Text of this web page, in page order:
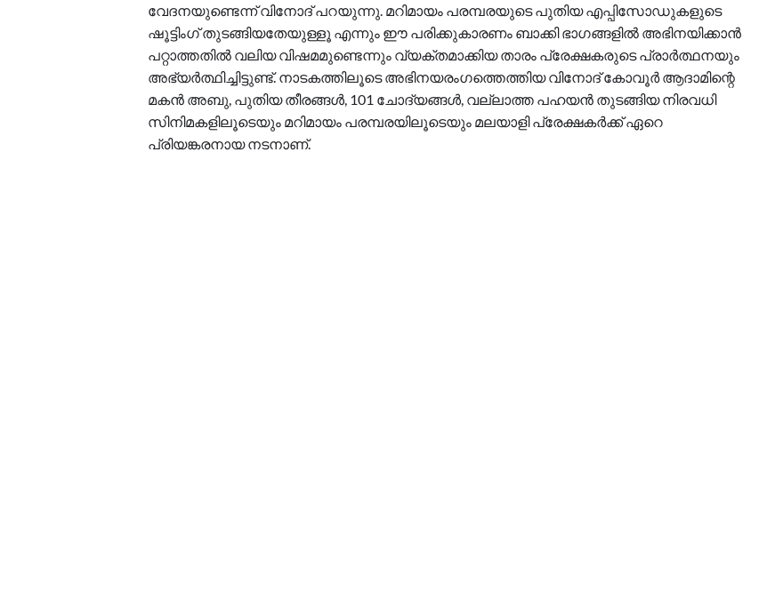
വേദനയുണ്ടെന്ന് വിനോദ് പറയുന്നു. മറിമായം പരമ്പരയുടെ പുതിയ എപ്പിസോഡുകളുടെ
ഷൂട്ടിംഗ് തുടങ്ങിയതേയുള്ളൂ എന്നും ഈ പരിക്കുകാരണം ബാക്കി ഭാഗങ്ങളിൽ അഭിനയിക്കാൻ
പറ്റാത്തതിൽ വലിയ വിഷമമുണ്ടെന്നും വ്യക്തമാക്കിയ താരം പ്രേക്ഷകരുടെ പ്രാർത്ഥനയും
അഭ്യർത്ഥിച്ചിട്ടുണ്ട്. നാടകത്തിലൂടെ അഭിനയരംഗത്തെത്തിയ വിനോദ് കോവൂർ ആദാമിന്റെ
മകൻ അബു, പുതിയ തീരങ്ങൾ, 101 ചോദ്യങ്ങൾ, വല്ലാത്ത പഹയൻ തുടങ്ങിയ നിരവധി
സിനിമകളിലൂടെയും മറിമായം പരമ്പരയിലൂടെയും മലയാളി പ്രേക്ഷകർക്ക് ഏറെ
പ്രിയങ്കരനായ നടനാണ്.